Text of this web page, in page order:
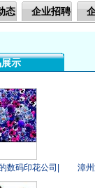
态 企业招聘
示
数码印花公司|
印花厂家
漳